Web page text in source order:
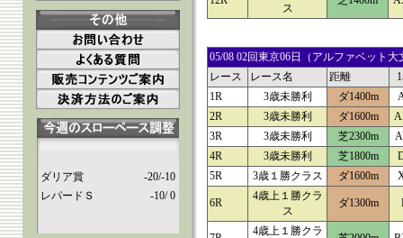
ダリア賞
-20/-10
レパードＳ
-10/ 0
ス
05/08 02回東京06日（アルファベット
レース
レース名 距離
1R
3歳未勝利 ダ1400m
2R
3歳未勝利 ダ1600m
3R
3歳未勝利 芝2300m
4R
3歳未勝利 芝1800m
5R
3歳１勝クラス ダ1600m
6R
4歳上１勝クラ
ス
ダ1300m
4歳上１勝クラ